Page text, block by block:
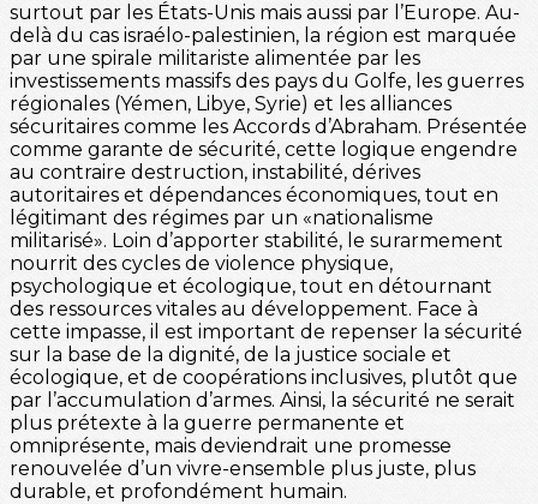
surtout par les États-Unis mais aussi par l’Europe. Au-
delà du cas israélo-palestinien, la région est marquée
par une spirale militariste alimentée par les
investissements massifs des pays du Golfe, les guerres
régionales (Yémen, Libye, Syrie) et les alliances
sécuritaires comme les Accords d’Abraham. Présentée
comme garante de sécurité, cette logique engendre
au contraire destruction, instabilité, dérives
autoritaires et dépendances économiques, tout en
légitimant des régimes par un «nationalisme
militarisé». Loin d’apporter stabilité, le surarmement
nourrit des cycles de violence physique,
psychologique et écologique, tout en détournant
des ressources vitales au développement. Face à
cette impasse, il est important de repenser la sécurité
sur la base de la dignité, de la justice sociale et
écologique, et de coopérations inclusives, plutôt que
par l’accumulation d’armes. Ainsi, la sécurité ne serait
plus prétexte à la guerre permanente et
omniprésente, mais deviendrait une promesse
renouvelée d’un vivre-ensemble plus juste, plus
durable, et profondément humain.